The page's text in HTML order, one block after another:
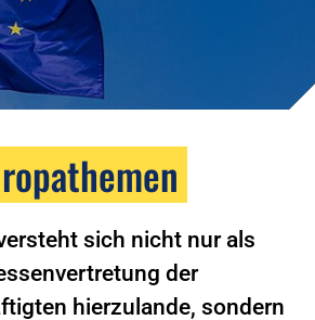
sich nicht nur als
der
hierzulande, sondern